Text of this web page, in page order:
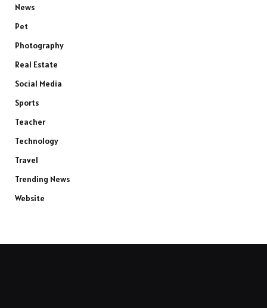
News
Pet
Photography
Real Estate
Social Media
Sports
Teacher
Technology
Travel
Trending News
Website